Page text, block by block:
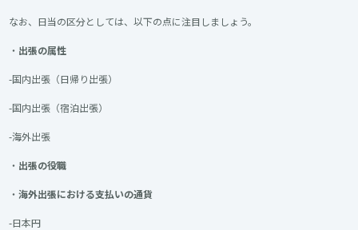
なお、日当の区分としては、以下の点に注目しましょう。
・ 出張の属性
-国内出張（日帰り出張）
-国内出張（宿泊出張）
-海外出張
・ 出張の役職
・海外出張における支払いの通貨
-日本円